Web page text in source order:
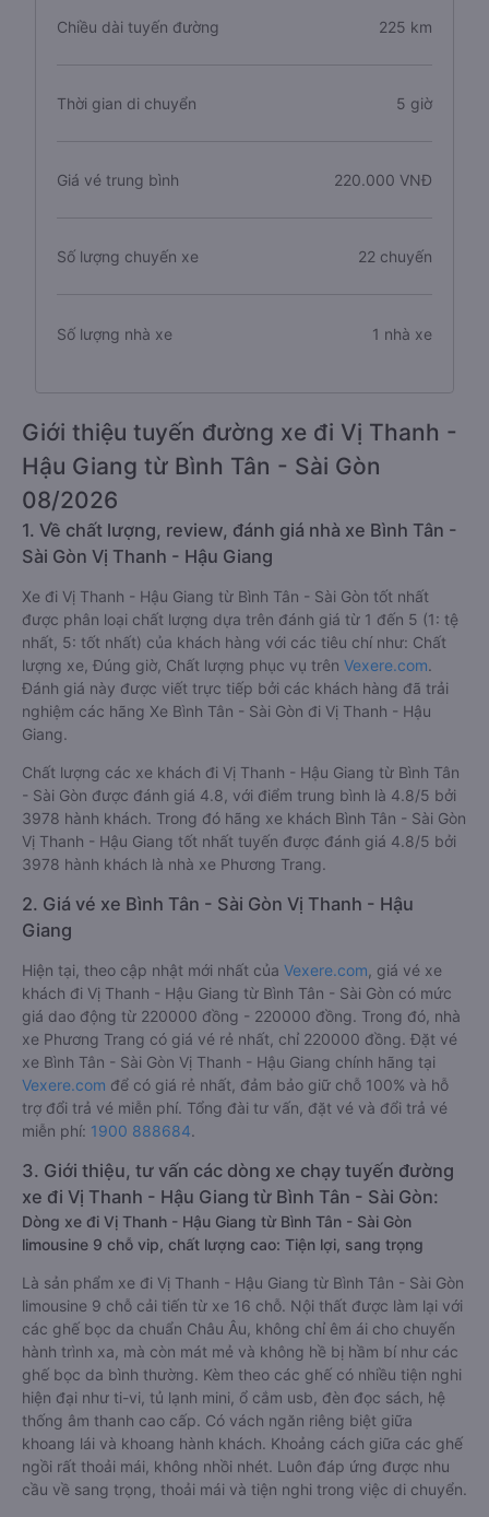
Chiều dài tuyến đường 225 km
Thời gian di chuyển 5 giờ
Giá vé trung bình 220.000 VNĐ
Số lượng chuyến xe 22 chuyến
Số lượng nhà xe 1 nhà xe
Giới thiệu tuyến đường xe đi Vị Thanh -
Hậu Giang từ Bình Tân - Sài Gòn
08/2026
1. Về chất lượng, review, đánh giá nhà xe Bình Tân -
Sài Gòn Vị Thanh - Hậu Giang
Xe đi Vị Thanh - Hậu Giang từ Bình Tân - Sài Gòn tốt nhất
được phân loại chất lượng dựa trên đánh giá từ 1 đến 5 (1: tệ
nhất, 5: tốt nhất) của khách hàng với các tiêu chí như: Chất
lượng xe, Đúng giờ, Chất lượng phục vụ trên Vexere.com.
Đánh giá này được viết trực tiếp bởi các khách hàng đã trải
nghiệm các hãng Xe Bình Tân - Sài Gòn đi Vị Thanh - Hậu
Giang.
Chất lượng các xe khách đi Vị Thanh - Hậu Giang từ Bình Tân
- Sài Gòn được đánh giá 4.8, với điểm trung bình là 4.8/5 bởi
3978 hành khách. Trong đó hãng xe khách Bình Tân - Sài Gòn
Vị Thanh - Hậu Giang tốt nhất tuyến được đánh giá 4.8/5 bởi
3978 hành khách là nhà xe Phương Trang.
2. Giá vé xe Bình Tân - Sài Gòn Vị Thanh - Hậu
Giang
Hiện tại, theo cập nhật mới nhất của Vexere.com , giá vé xe
khách đi Vị Thanh - Hậu Giang từ Bình Tân - Sài Gòn có mức
giá dao động từ 220000 đồng - 220000 đồng. Trong đó, nhà
xe Phương Trang có giá vé rẻ nhất, chỉ 220000 đồng. Đặt vé
xe Bình Tân - Sài Gòn Vị Thanh - Hậu Giang chính hãng tại
Vexere.com để có giá rẻ nhất, đảm bảo giữ chỗ 100% và hỗ
trợ đổi trả vé miễn phí. Tổng đài tư vấn, đặt vé và đổi trả vé
miễn phí: 1900 888684.
3. Giới thiệu, tư vấn các dòng xe chạy tuyến đường
xe đi Vị Thanh - Hậu Giang từ Bình Tân - Sài Gòn:
Dòng xe đi Vị Thanh - Hậu Giang từ Bình Tân - Sài Gòn
limousine 9 chỗ vip, chất lượng cao: Tiện lợi, sang trọng
Là sản phẩm xe đi Vị Thanh - Hậu Giang từ Bình Tân - Sài Gòn
limousine 9 chỗ cải tiến từ xe 16 chỗ. Nội thất được làm lại với
các ghế bọc da chuẩn Châu Âu, không chỉ êm ái cho chuyến
hành trình xa, mà còn mát mẻ và không hề bị hầm bí như các
ghế bọc da bình thường. Kèm theo các ghế có nhiều tiện nghi
hiện đại như ti-vi, tủ lạnh mini, ổ cắm usb, đèn đọc sách, hệ
thống âm thanh cao cấp. Có vách ngăn riêng biệt giữa
khoang lái và khoang hành khách. Khoảng cách giữa các ghế
ngồi rất thoải mái, không nhồi nhét. Luôn đáp ứng được nhu
cầu về sang trọng, thoải mái và tiện nghi trong việc di chuyển.